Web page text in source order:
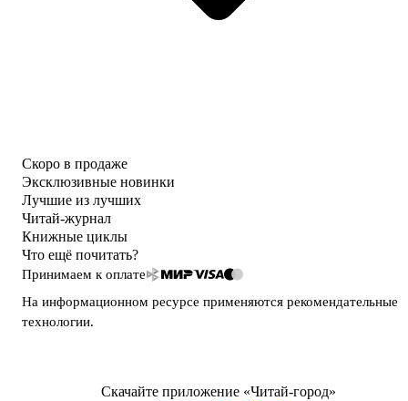
Скоро в продаже
Эксклюзивные новинки
Лучшие из лучших
Читай-журнал
Книжные циклы
Что ещё почитать?
Принимаем к оплате
На информационном ресурсе применяются рекомендательные
технологии.
Скачайте приложение «Читай-город»